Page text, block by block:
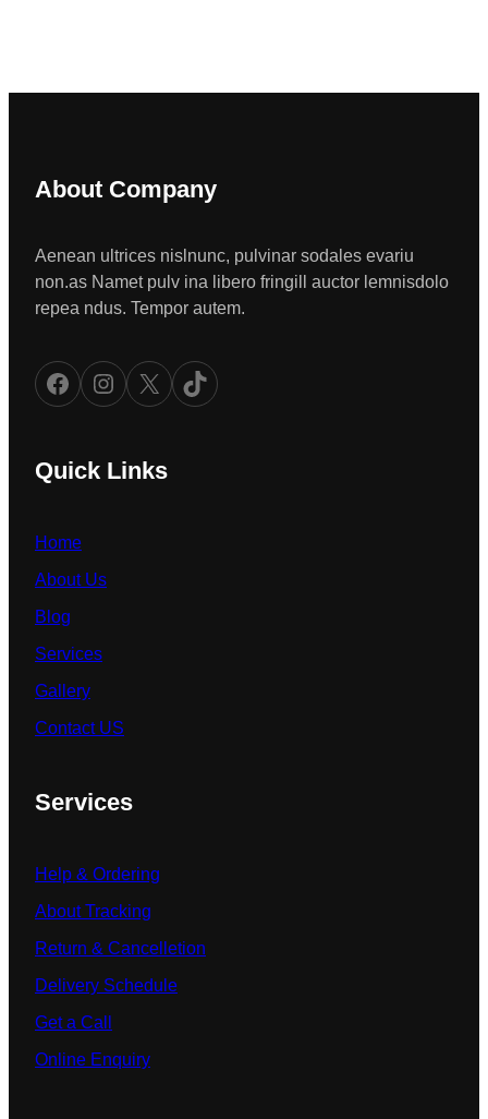
About Company
Aenean ultrices nislnunc, pulvinar sodales evariu
non.as Namet pulv ina libero fringill auctor lemnisdolo
repea ndus. Tempor autem.
Facebook Instagram X TikTok
Quick Links
Home
About Us
Blog
Services
Gallery
Contact US
Services
Help & Ordering
About Tracking
Return & Cancelletion
Delivery Schedule
Get a Call
Online Enquiry